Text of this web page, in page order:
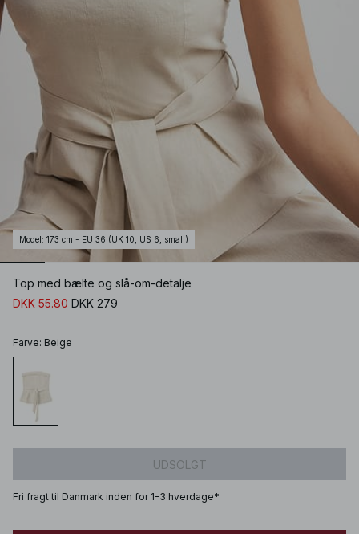
Model : 173 cm - EU 36 (UK 10, US 6, small)
Top med bælte og slå-om-detalje
DKK 55.80 DKK 279
Farve: Beige
UDSOLGT
Fri fragt til Danmark inden for 1-3 hverdage*